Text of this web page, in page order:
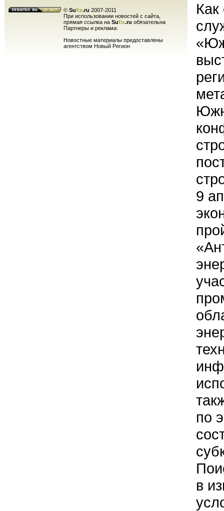
© Sufix.ru 2007-2011
При использовании новостей с сайта,
прямая ссылка на Sufix.ru обязательна
Партнеры и реклама:
Новостные материалы предоставлены
агентством Новый Регион
9
по
в